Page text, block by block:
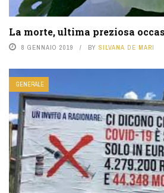
La morte, ultima preziosa
8 GENNAIO 2019 BY SILVANA DE MARI
GENERALE